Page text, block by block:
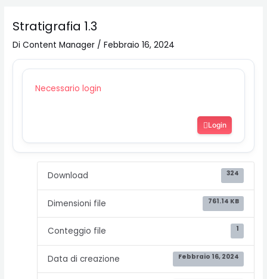
Stratigrafia 1.3
DiContent Manager /Febbraio 16, 2024
Necessario login
Login
Download 324
Dimensioni file 761.14 KB
Conteggio file 1
Data di creazione Febbraio 16, 2024